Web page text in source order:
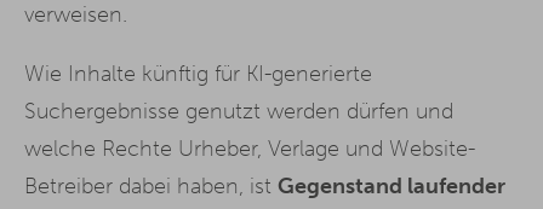
verweisen.
Wie Inhalte künftig für KI-generierte
Suchergebnisse genutzt werden dürfen und
welche Rechte Urheber, Verlage und Website-
Betreiber dabei haben, ist Gegenstand laufender